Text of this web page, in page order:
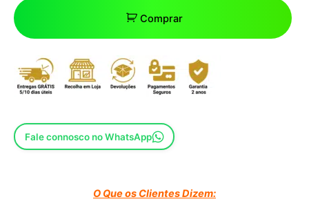
Comprar
Fale connosco no WhatsApp
O Que os Clientes Dizem: